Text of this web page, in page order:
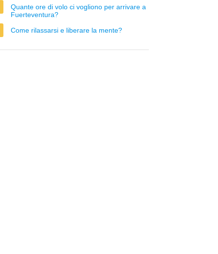
Quante ore di volo ci vogliono per arrivare a
Fuerteventura?
Come rilassarsi e liberare la mente?